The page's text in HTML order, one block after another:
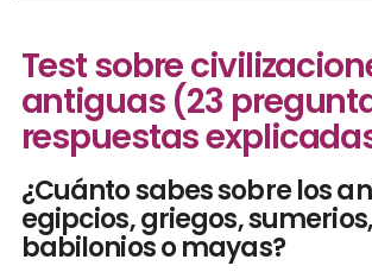
Test sobre
antiguas (23
respuestas
¿Cuánto sabes sobre los
egipcios, griegos,
babilonios o mayas?